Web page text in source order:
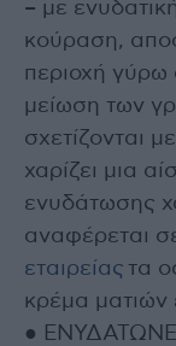
– με
κούραση,
περιοχή
μείωση των
σχετίζονται
χαρίζει μια
ενυδάτωσης
αναφέρεται
εταιρείας τα
κρέμα ματιών
●